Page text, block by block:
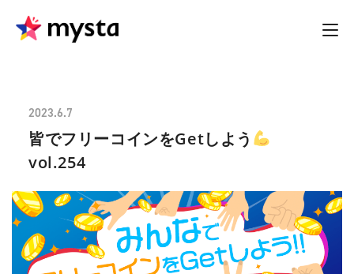
2023.6.7
皆でフリーコインをGetしよう
vol.254